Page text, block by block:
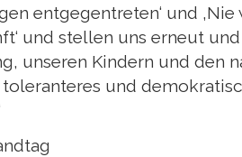
entgegentreten‘ und
und stellen uns erneut
unseren Kindern und den
und